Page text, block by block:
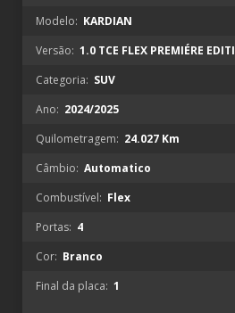
Modelo: KARDIAN
Versão: 1.0 TCE FLEX PREMIÉRE
Categoria: SUV
Ano: 2024/2025
Quilometragem: 24.027 Km
Câmbio: Automatico
Combustível: Flex
Portas: 4
Cor: Branco
Final da placa: 1